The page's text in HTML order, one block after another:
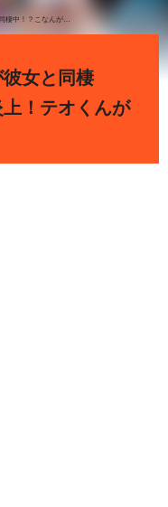
スカイピース・テオくんが彼女と同棲中！？こなんが匂わせで炎上！テオくんがツイキャスで説明？
女と同棲
！テオくんが